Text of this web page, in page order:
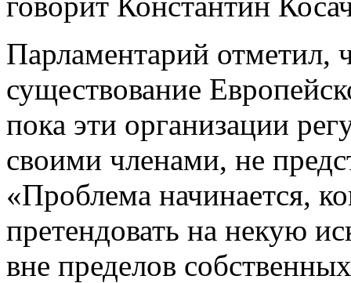
Парламентарий отметил,
существование
пока эти организации
своими членами, не
«Проблема начинается,
претендовать на некую
вне пределов